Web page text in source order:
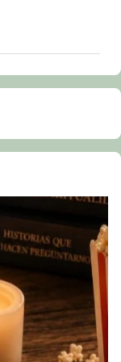
gairebé
la
2026-
viaje-